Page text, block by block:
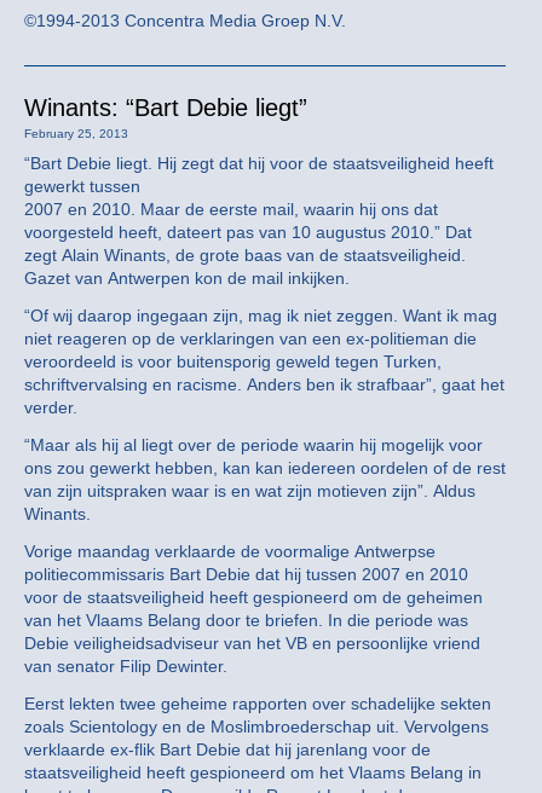
©1994-2013 Concentra Media Groep N.V.
Winants: “Bart Debie liegt”
February 25, 2013
“Bart Debie liegt. Hij zegt dat hij voor de staatsveiligheid heeft
gewerkt tussen
2007 en 2010. Maar de eerste mail, waarin hij ons dat
voorgesteld heeft, dateert pas van 10 augustus 2010.” Dat
zegt Alain Winants, de grote baas van de staatsveiligheid.
Gazet van Antwerpen kon de mail inkijken.
“Of wij daarop ingegaan zijn, mag ik niet zeggen. Want ik mag
niet reageren op de verklaringen van een ex-politieman die
veroordeeld is voor buitensporig geweld tegen Turken,
schriftvervalsing en racisme. Anders ben ik strafbaar”, gaat het
verder.
“Maar als hij al liegt over de periode waarin hij mogelijk voor
ons zou gewerkt hebben, kan kan iedereen oordelen of de rest
van zijn uitspraken waar is en wat zijn motieven zijn”. Aldus
Winants.
Vorige maandag verklaarde de voormalige Antwerpse
politiecommissaris Bart Debie dat hij tussen 2007 en 2010
voor de staatsveiligheid heeft gespioneerd om de geheimen
van het Vlaams Belang door te briefen. In die periode was
Debie veiligheidsadviseur van het VB en persoonlijke vriend
van senator Filip Dewinter.
Eerst lekten twee geheime rapporten over schadelijke sekten
zoals Scientology en de Moslimbroederschap uit. Vervolgens
verklaarde ex-flik Bart Debie dat hij jarenlang voor de
staatsveiligheid heeft gespioneerd om het Vlaams Belang in